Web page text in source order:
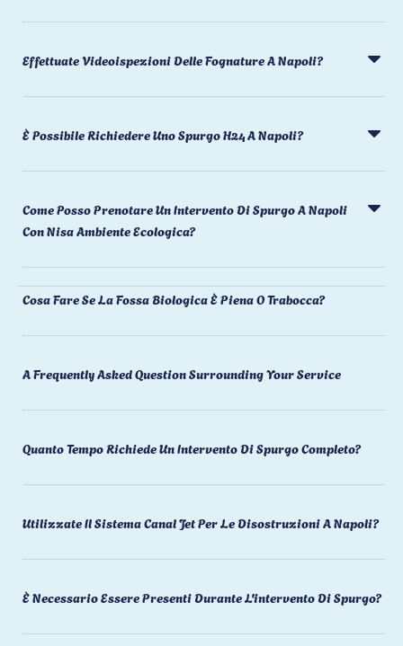
Effettuate Videoispezioni Delle Fognature A Napoli?
È Possibile Richiedere Uno Spurgo H24 A Napoli?
Come Posso Prenotare Un Intervento Di Spurgo A Napoli
Con Nisa Ambiente Ecologica?
Cosa Fare Se La Fossa Biologica È Piena O Trabocca?
A Frequently Asked Question Surrounding Your Service
Quanto Tempo Richiede Un Intervento Di Spurgo Completo?
Utilizzate Il Sistema Canal Jet Per Le Disostruzioni A Napoli?
È Necessario Essere Presenti Durante L'intervento Di Spurgo?